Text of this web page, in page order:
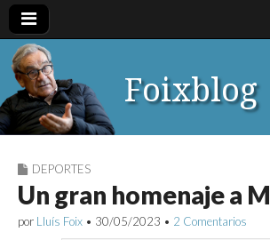
Foixblog
DEPORTES
Un gran homenaje a
por Lluís Foix • 30/05/2023 • 2 Comentarios